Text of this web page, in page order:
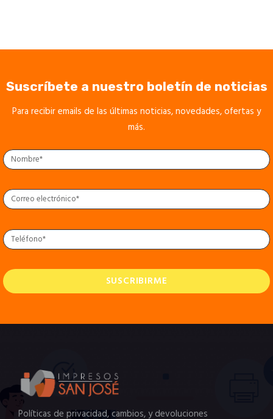
Suscríbete a nuestro boletín de noticias
Para recibir emails de las últimas noticias, novedades, ofertas y
más.
SUSCRIBIRME
Políticas de privacidad, cambios, y devoluciones